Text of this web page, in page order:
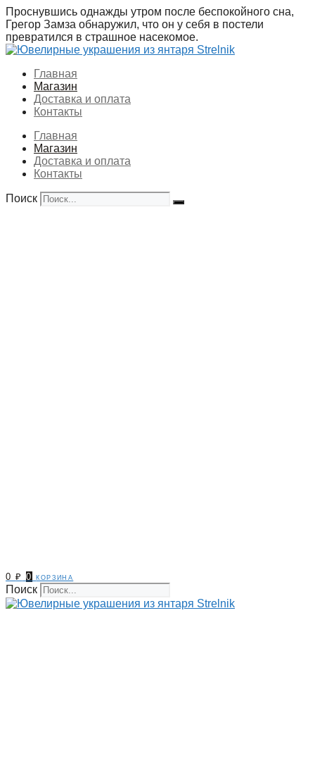
Перейти
к
содержимому
Проснувшись однажды утром после беспокойного сна,
Грегор Замза обнаружил, что он у себя в постели
превратился в страшное насекомое.
Главная
Магазин
Доставка и оплата
Контакты
Главная
Магазин
Доставка и оплата
Контакты
Поиск
0₽ 0 корзина
Поиск